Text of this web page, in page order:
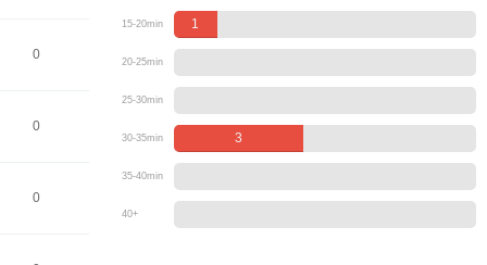
0
0
0
15-20min 1
20-25min
25-30min
30-35min 3
35-40min
40+